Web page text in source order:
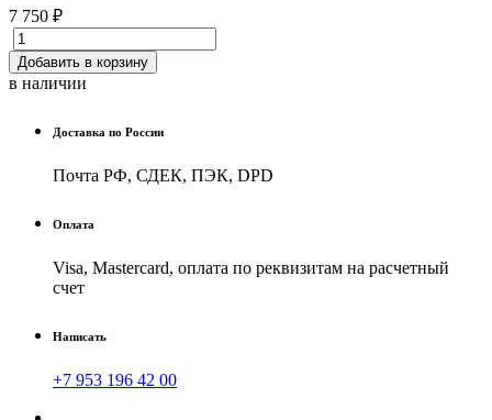
7 750 ₽
Добавить в корзину
в наличии
Доставка по России
Почта РФ, СДЕК, ПЭК, DPD
Оплата
Visa, Mastercard, оплата по реквизитам на расчетный
счет
Написать
+7 953 196 42 00